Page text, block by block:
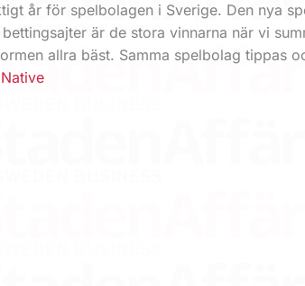
år för spelbolagen i Sverige. Den nya
är de stora vinnarna när vi
allra bäst. Samma spelbolag tippas
Native